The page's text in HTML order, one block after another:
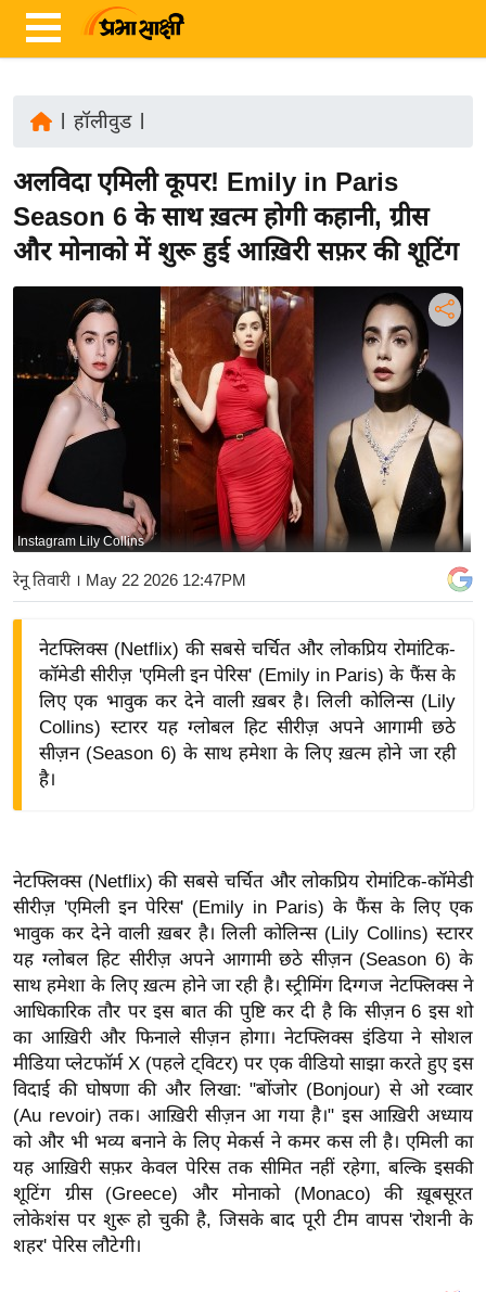
ज़ा
ख
ब
र
य
र्रा
ष्ट्री
य
बि
ज़
ने
द्यो
शे
ष
ज्ञ
रा
य
ब
ज
ट
खे
ल
क्रि
के
ट
I
हॉलीवुड|
अलविदा एमिली कूपर! Emily in Paris
Season 6 के साथ ख़त्म होगी कहानी, ग्रीस
और मोनाको में शुरू हुई आख़िरी सफ़र की शूटिंग
Instagram Lily Collins
रेनू तिवारी । May 22 2026 12:47PM
नेटफ्लिक्स (Netflix) की सबसे चर्चित और लोकप्रिय रोमांटिक-
कॉमेडी सीरीज़ 'एमिली इन पेरिस' (Emily in Paris) के फैंस के
लिए एक भावुक कर देने वाली ख़बर है। लिली कोलिन्स (Lily
Collins) स्टारर यह ग्लोबल हिट सीरीज़ अपने आगामी छठे
सीज़न (Season 6) के साथ हमेशा के लिए ख़त्म होने जा रही
है।
नेटफ्लिक्स (Netflix) की सबसे चर्चित और लोकप्रिय रोमांटिक-कॉमेडी
सीरीज़ 'एमिली इन पेरिस' (Emily in Paris) के फैंस के लिए एक
भावुक कर देने वाली ख़बर है। लिली कोलिन्स (Lily Collins) स्टारर
यह ग्लोबल हिट सीरीज़ अपने आगामी छठे सीज़न (Season 6) के
साथ हमेशा के लिए ख़त्म होने जा रही है। स्ट्रीमिंग दिग्गज नेटफ्लिक्स ने
आधिकारिक तौर पर इस बात की पुष्टि कर दी है कि सीज़न 6 इस शो
का आख़िरी और फिनाले सीज़न होगा। नेटफ्लिक्स इंडिया ने सोशल
मीडिया प्लेटफॉर्म X (पहले ट्विटर) पर एक वीडियो साझा करते हुए इस
विदाई की घोषणा की और लिखा: "बोंजोर (Bonjour) से ओ रव्वार
(Au revoir) तक। आख़िरी सीज़न आ गया है।" इस आख़िरी अध्याय
को और भी भव्य बनाने के लिए मेकर्स ने कमर कस ली है। एमिली का
यह आख़िरी सफ़र केवल पेरिस तक सीमित नहीं रहेगा, बल्कि इसकी
शूटिंग ग्रीस (Greece) और मोनाको (Monaco) की ख़ूबसूरत
लोकेशंस पर शुरू हो चुकी है, जिसके बाद पूरी टीम वापस 'रोशनी के
शहर' पेरिस लौटेगी।